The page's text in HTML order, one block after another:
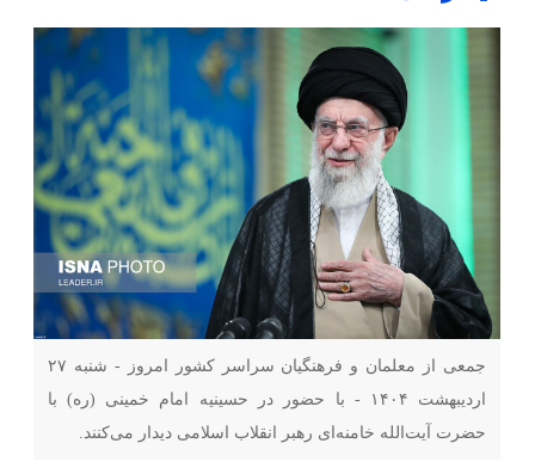
جمعی از معلمان و فرهنگیان سراسر کشور امروز - شنبه ۲۷
اردیبهشت ۱۴۰۴ - با حضور در حسینیه امام خمینی (ره) با
حضرت آیت‌الله خامنه‌ای رهبر انقلاب اسلامی دیدار می‌کنند.